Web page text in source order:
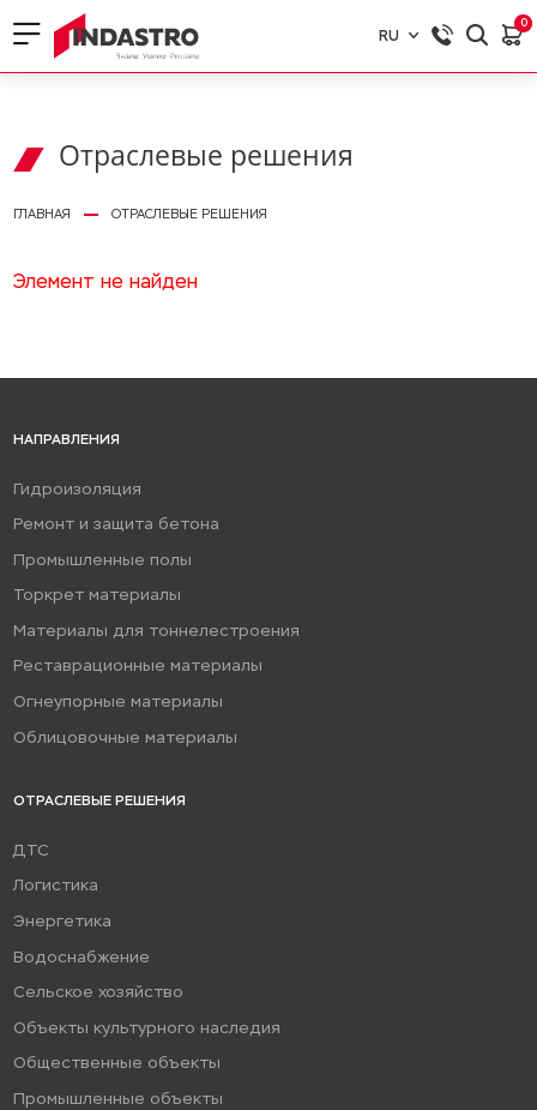
RU
RU
0
Отраслевые решения
ГЛАВНАЯ ОТРАСЛЕВЫЕ РЕШЕНИЯ
Элемент не найден
НАПРАВЛЕНИЯ
Гидроизоляция
Ремонт и защита бетона
Промышленные полы
Торкрет материалы
Материалы для тоннелестроения
Реставрационные материалы
Огнеупорные материалы
Облицовочные материалы
ОТРАСЛЕВЫЕ РЕШЕНИЯ
ДТС
Логистика
Энергетика
Водоснабжение
Сельское хозяйство
Объекты культурного наследия
Общественные объекты
Промышленные объекты